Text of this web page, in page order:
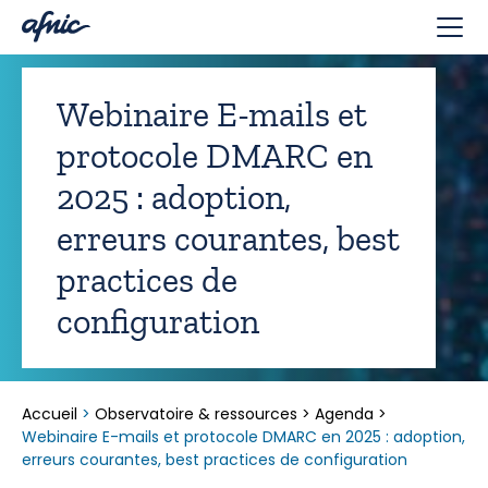
Webinaire E-mails et
protocole DMARC en
2025 : adoption,
erreurs courantes, best
practices de
configuration
Accueil > Observatoire & ressources > Agenda >
Webinaire E-mails et protocole DMARC en 2025 : adoption,
erreurs courantes, best practices de configuration
Panneau de gestion des cookies